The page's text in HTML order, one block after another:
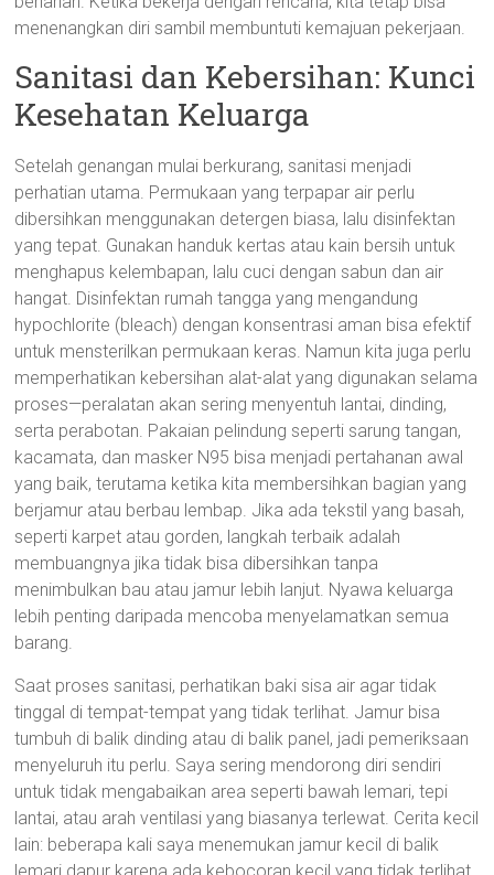
menenangkan diri sambil membuntuti kemajuan pekerjaan.
Sanitasi dan Kebersihan: Kunci
Kesehatan Keluarga
Setelah genangan mulai berkurang, sanitasi menjadi
perhatian utama. Permukaan yang terpapar air perlu
dibersihkan menggunakan detergen biasa, lalu disinfektan
yang tepat. Gunakan handuk kertas atau kain bersih untuk
menghapus kelembapan, lalu cuci dengan sabun dan air
hangat. Disinfektan rumah tangga yang mengandung
hypochlorite (bleach) dengan konsentrasi aman bisa efektif
untuk mensterilkan permukaan keras. Namun kita juga perlu
memperhatikan kebersihan alat-alat yang digunakan selama
proses—peralatan akan sering menyentuh lantai, dinding,
serta perabotan. Pakaian pelindung seperti sarung tangan,
kacamata, dan masker N95 bisa menjadi pertahanan awal
yang baik, terutama ketika kita membersihkan bagian yang
berjamur atau berbau lembap. Jika ada tekstil yang basah,
seperti karpet atau gorden, langkah terbaik adalah
membuangnya jika tidak bisa dibersihkan tanpa
menimbulkan bau atau jamur lebih lanjut. Nyawa keluarga
lebih penting daripada mencoba menyelamatkan semua
barang.
Saat proses sanitasi, perhatikan baki sisa air agar tidak
tinggal di tempat-tempat yang tidak terlihat. Jamur bisa
tumbuh di balik dinding atau di balik panel, jadi pemeriksaan
menyeluruh itu perlu. Saya sering mendorong diri sendiri
untuk tidak mengabaikan area seperti bawah lemari, tepi
lantai, atau arah ventilasi yang biasanya terlewat. Cerita kecil
lain: beberapa kali saya menemukan jamur kecil di balik